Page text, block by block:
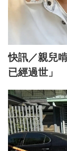
快訊／親兒
已經過世」